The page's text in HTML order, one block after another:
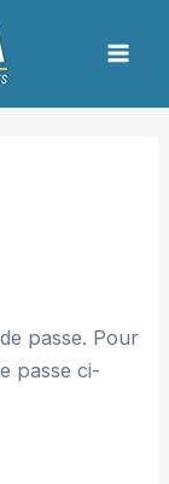
passe. Pour
passe ci-